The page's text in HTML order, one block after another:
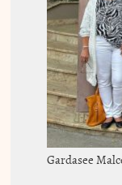
Gardasee